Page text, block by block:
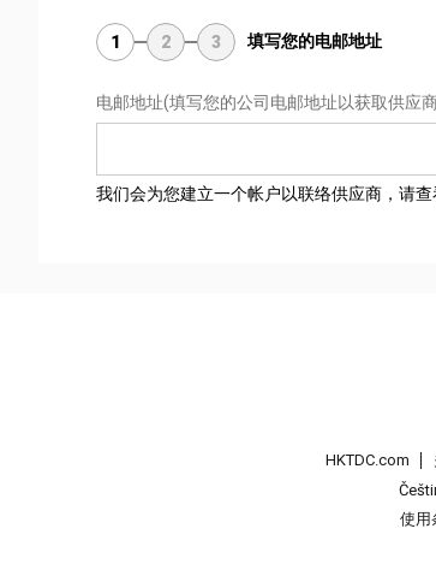
1 2 3 填写您的电邮地址
电邮地址(填写您的公司电邮地址以获取供应
我们会为您建立一个帐户以联络供应商，请查
HKTDC.com
使用